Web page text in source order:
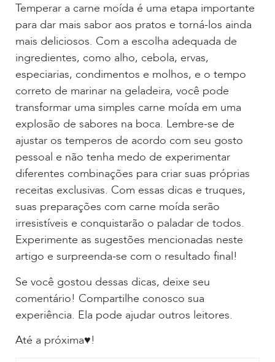
Temperar a carne moída é uma etapa importante
para dar mais sabor aos pratos e torná-los ainda
mais deliciosos. Com a escolha adequada de
ingredientes, como alho, cebola, ervas,
especiarias, condimentos e molhos, e o tempo
correto de marinar na geladeira, você pode
transformar uma simples carne moída em uma
explosão de sabores na boca. Lembre-se de
ajustar os temperos de acordo com seu gosto
pessoal e não tenha medo de experimentar
diferentes combinações para criar suas próprias
receitas exclusivas. Com essas dicas e truques,
suas preparações com carne moída serão
irresistíveis e conquistarão o paladar de todos.
Experimente as sugestões mencionadas neste
artigo e surpreenda-se com o resultado final!
Se você gostou dessas dicas, deixe seu
comentário! Compartilhe conosco sua
experiência. Ela pode ajudar outros leitores.
Até a próxima♥!